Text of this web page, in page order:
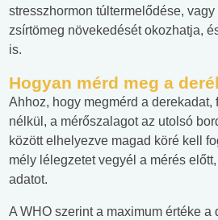
stresszhormon túltermelődése,
zsírtömeg növekedését okozhatja,
is.
Hogyan mérd meg a
Ahhoz, hogy megmérd a derekadat,
nélkül, a mérőszalagot az utolsó
között elhelyezve magad köré kell
mély lélegzetet vegyél a mérés
adatot.
A WHO szerint a maximum értéke a